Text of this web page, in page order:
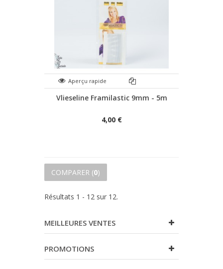
Aperçu rapide
Vlieseline Framilastic 9mm - 5m
4,00 €
COMPARER (0)
Résultats 1 - 12 sur 12.
MEILLEURES VENTES
PROMOTIONS